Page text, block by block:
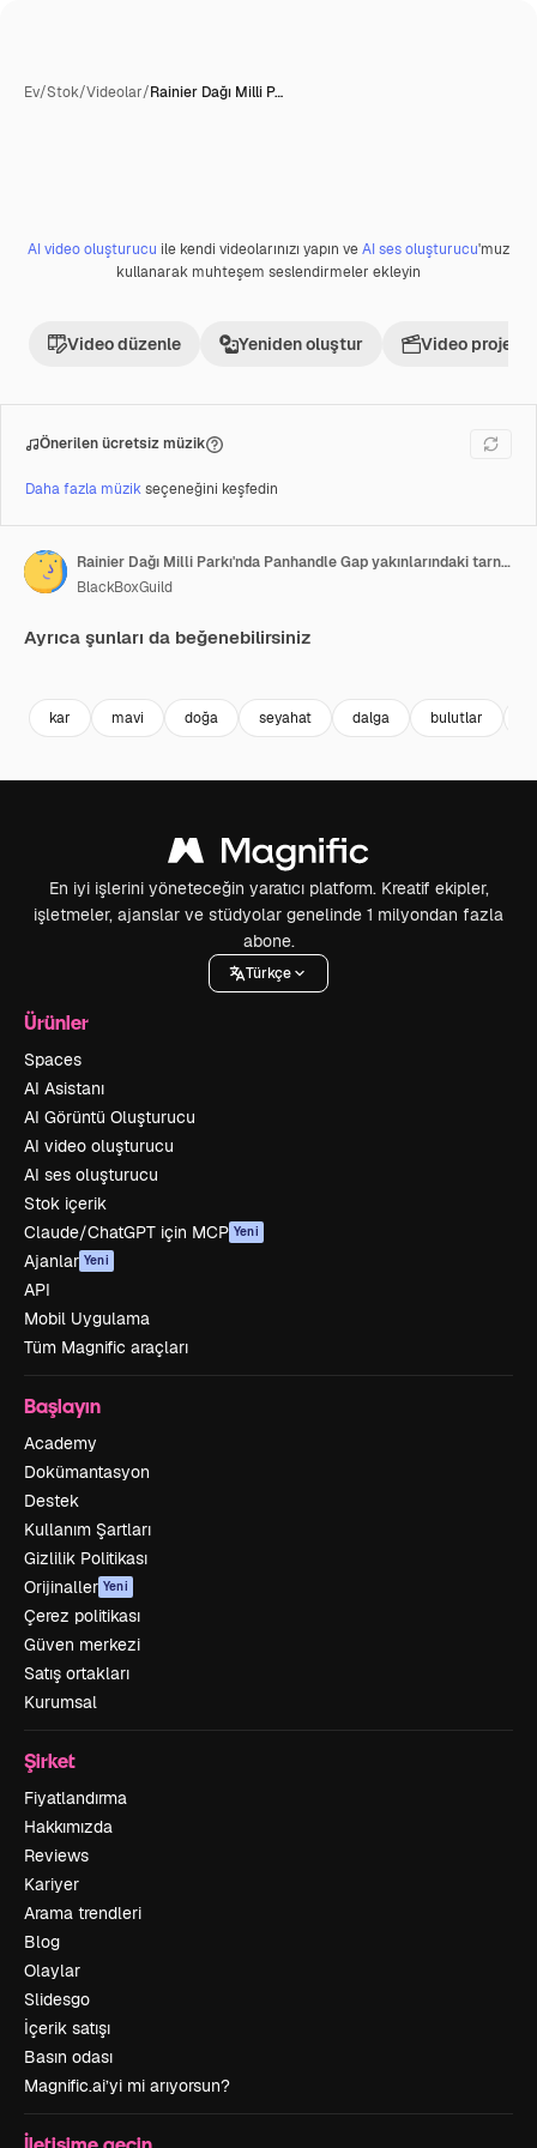
Ev/Stok/Videolar/Rainier Dağı Milli P…
Premium
AI video oluşturucu ile kendi videolarınızı yapın veAI ses oluşturucu'muz
kullanarak muhteşem seslendirmeler ekleyin
Video düzenle Yeniden oluştur Video projesi
Önerilen ücretsiz müzik
Daha fazla müzikseçeneğini keşfedin
Rainier Dağı Milli Parkı'nda Panhandle Gap yakınlarındaki tarn adı verilen bir alp gölü boyunca küçük dalgalar
BlackBoxGuild
Ayrıca şunları da beğenebilirsiniz
kar mavi doğa seyahat dalga bulutlar
En iyi işlerini yöneteceğin yaratıcı platform. Kreatif ekipler,
işletmeler, ajanslar ve stüdyolar genelinde 1 milyondan fazla
abone.
Türkçe
Ürünler
Spaces
AI Asistanı
AI Görüntü Oluşturucu
AI video oluşturucu
AI ses oluşturucu
Stok içerik
Claude/ChatGPT için MCP Yeni
Ajanlar Yeni
API
Mobil Uygulama
Tüm Magnific araçları
Başlayın
Academy
Dokümantasyon
Destek
Kullanım Şartları
Gizlilik Politikası
Orijinaller Yeni
Çerez politikası
Güven merkezi
Satış ortakları
Kurumsal
Şirket
Fiyatlandırma
Hakkımızda
Reviews
Kariyer
Arama trendleri
Blog
Olaylar
Slidesgo
İçerik satışı
Basın odası
Magnific.ai’yi mi arıyorsun?